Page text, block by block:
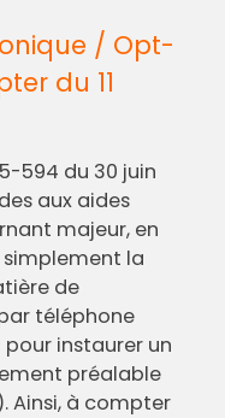
/ Opt-
du 11
594 du 30 juin
aux aides
majeur, en
la
de
téléphone
pour instaurer un
préalable
Ainsi, à compter